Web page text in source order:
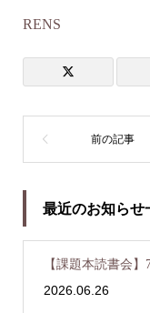
RENS
最近のお知らせ
【課題本読書会
2026.06.26